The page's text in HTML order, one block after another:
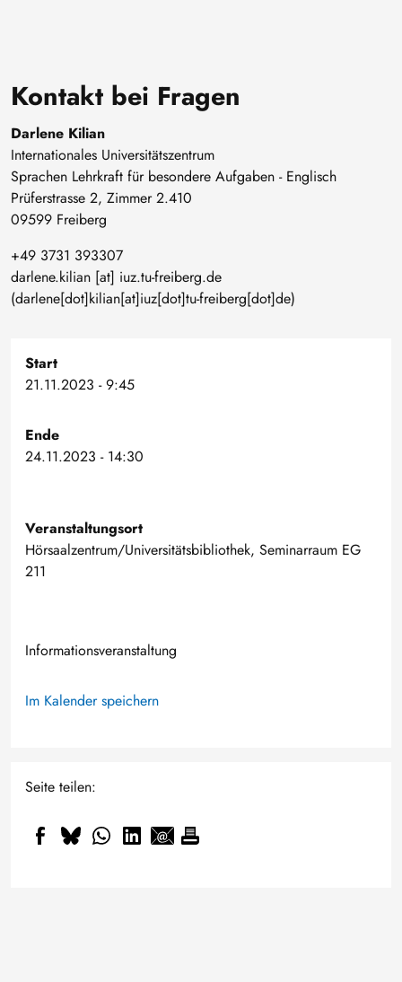
Kontakt bei Fragen
Darlene Kilian
Internationales Universitätszentrum
Sprachen Lehrkraft für besondere Aufgaben - Englisch
Prüferstrasse 2, Zimmer 2.410
09599 Freiberg
+49 3731 393307
darlene.kilian [at] iuz.tu-freiberg.de
(darlene[dot]kilian[at]iuz[dot]tu-freiberg[dot]de)
Start
21.11.2023 - 9:45
Ende
24.11.2023 - 14:30
Veranstaltungsort
Hörsaalzentrum/Universitätsbibliothek, Seminarraum EG
211
Informationsveranstaltung
Im Kalender speichern
Seite teilen: